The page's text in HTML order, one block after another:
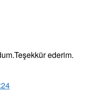
ederim.